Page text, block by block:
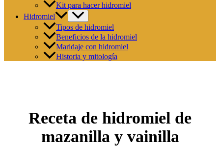
Kit para hacer hidromiel
Hidromiel
Tipos de hidromiel
Beneficios de la hidromiel
Maridaje con hidromiel
Historia y mitología
Receta de hidromiel de
mazanilla y vainilla